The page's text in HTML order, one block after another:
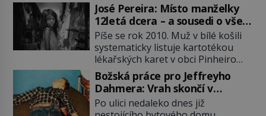
odstranit z cesty všechny práskače,
zatímco […]
svět, je pryč. Zpočátku si nikdo
nemyslí, že jde o krádež.
Zaměstnanci jsou přesvědčeni, že
Mona Lisa je jen v restaurátorské
dílně nebo u fotografa. Když se
ukáže pravda, propukne jeden z
největších honů na zloděje v […]
José Pereira: Místo manželky
12letá dcera – a sousedi o všem
vědí!
Píše se rok 2010. Muž v bílé košili
systematicky listuje kartotékou
lékařských karet v obci Pinheiro
ležící asi 20 kilometrů od farmy s
podivínským majitelem. Něco tu
nesedí. Ledaže… Ledaže by ta
mladá dívka z farmy byla ne
Božská práce pro Jeffreyho
Dahmera: Vrah skončí v
tratolišti krve ve vězeňských
umývárnách
Po ulici nedaleko dnes již